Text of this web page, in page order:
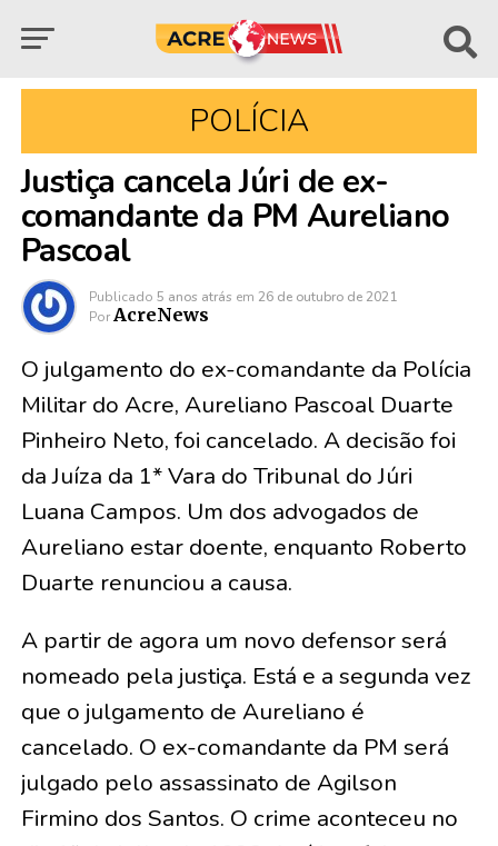
POLÍCIA
Justiça cancela Júri de ex-
comandante da PM Aureliano
Pascoal
Publicado 5 anos atrás em 26 de outubro de 2021
Por AcreNews
O julgamento do ex-comandante da Polícia
Militar do Acre, Aureliano Pascoal Duarte
Pinheiro Neto, foi cancelado. A decisão foi
da Juíza da 1* Vara do Tribunal do Júri
Luana Campos. Um dos advogados de
Aureliano estar doente, enquanto Roberto
Duarte renunciou a causa.
A partir de agora um novo defensor será
nomeado pela justiça. Está e a segunda vez
que o julgamento de Aureliano é
cancelado. O ex-comandante da PM será
julgado pelo assassinato de Agilson
Firmino dos Santos. O crime aconteceu no